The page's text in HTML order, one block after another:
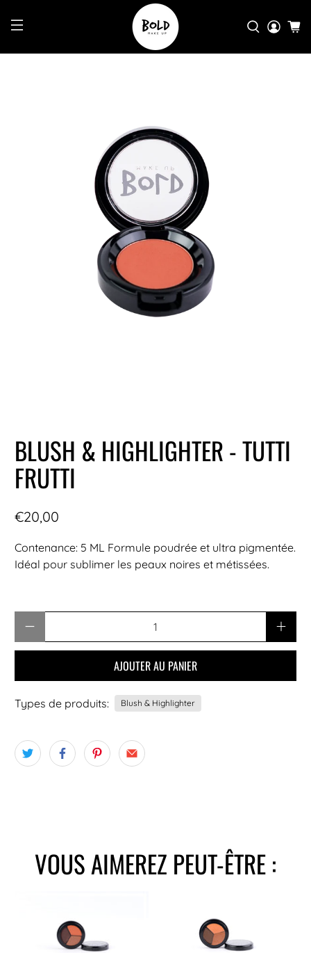
BLUSH & HIGHLIGHTER - TUTTI
FRUTTI
€20,00
Contenance: 5 ML Formule poudrée et ultra pigmentée.
Idéal pour sublimer les peaux noires et métissées.
AJOUTER AU PANIER
Types de produits: Blush & Highlighter
VOUS AIMEREZ PEUT-ÊTRE :